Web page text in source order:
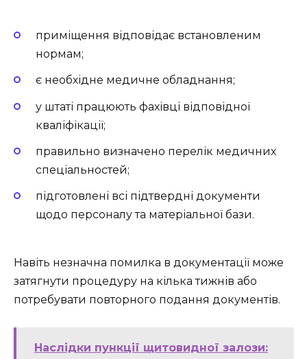
приміщення відповідає встановленим
нормам;
є необхідне медичне обладнання;
у штаті працюють фахівці відповідної
кваліфікації;
правильно визначено перелік медичних
спеціальностей;
підготовлені всі підтвердні документи
щодо персоналу та матеріальної бази.
Навіть незначна помилка в документації може
затягнути процедуру на кілька тижнів або
потребувати повторного подання документів.
Наслідки пункції щитовидної залози: